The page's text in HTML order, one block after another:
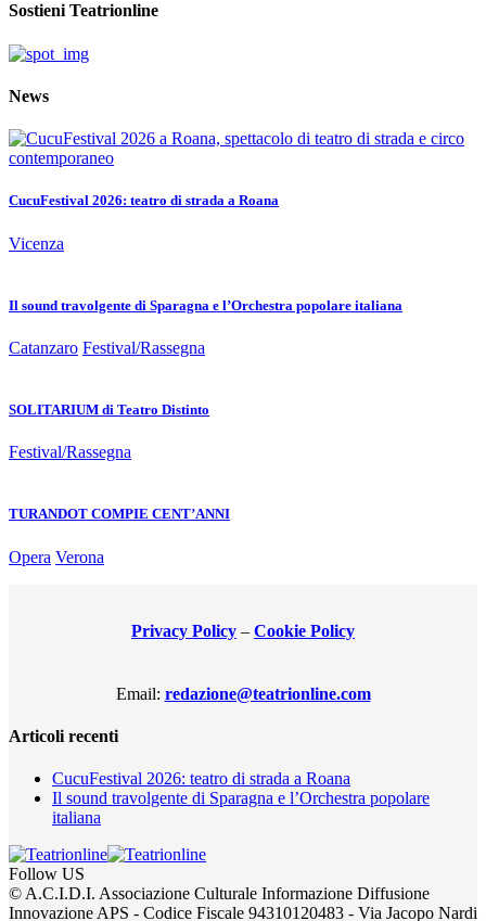
Sostieni Teatrionline
News
CucuFestival 2026: teatro di strada a Roana
Vicenza
Il sound travolgente di Sparagna e l’Orchestra popolare italiana
Catanzaro Festival/Rassegna
SOLITARIUM di Teatro Distinto
Festival/Rassegna
TURANDOT COMPIE CENT’ANNI
Opera Verona
Privacy Policy – Cookie Policy
Email: redazione@teatrionline.com
Articoli recenti
CucuFestival 2026: teatro di strada a Roana
Il sound travolgente di Sparagna e l’Orchestra popolare
italiana
Follow US
© A.C.I.D.I. Associazione Culturale Informazione Diffusione
Innovazione APS - Codice Fiscale 94310120483 - Via Jacopo Nardi